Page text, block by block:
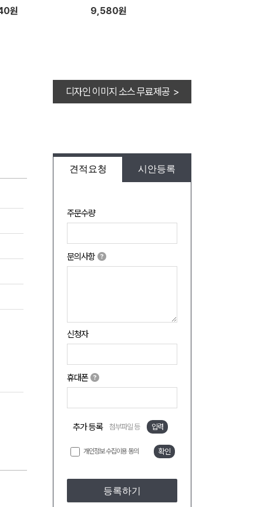
원
olor
9,580원
디자인 이미지 소스 무료제공 >
견적요청 시안등록
주문수량
문의사항
신청자
휴대폰
추가 등록 첨부파일 등 입력
개인정보 수집이용 동의 확인
등록하기